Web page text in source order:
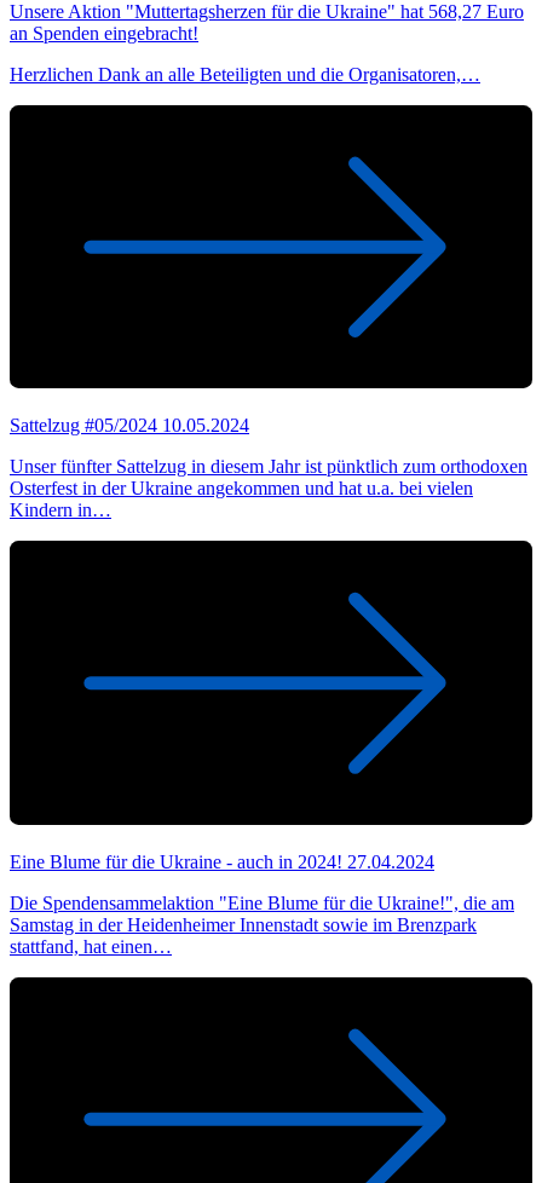
Unsere Aktion "Muttertagsherzen für die Ukraine" hat 568,27 Euro
an Spenden eingebracht!
Herzlichen Dank an alle Beteiligten und die Organisatoren,…
Sattelzug #05/2024 10.05.2024
Unser fünfter Sattelzug in diesem Jahr ist pünktlich zum orthodoxen
Osterfest in der Ukraine angekommen und hat u.a. bei vielen
Kindern in…
Eine Blume für die Ukraine - auch in 2024! 27.04.2024
Die Spendensammelaktion "Eine Blume für die Ukraine!", die am
Samstag in der Heidenheimer Innenstadt sowie im Brenzpark
stattfand, hat einen…